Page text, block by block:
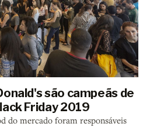
são campeãs de
Friday 2019
do mercado foram responsáveis